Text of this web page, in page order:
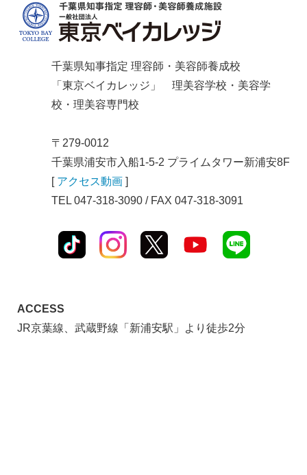
千葉県知事指定 理容師・美容師養成校
「東京ベイカレッジ」 理美容学校・美容学
校・理美容専門校
〒279-0012
千葉県浦安市入船1-5-2 プライムタワー新浦安8F
[ アクセス動画 ]
TEL 047-318-3090 / FAX 047-318-3091
ACCESS
JR京葉線、武蔵野線「新浦安駅」より徒歩2分